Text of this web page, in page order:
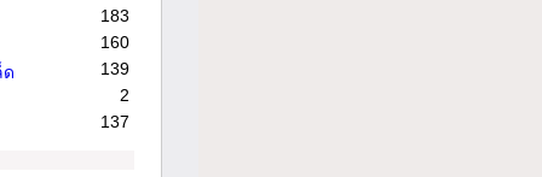
183
160
ด
139
2
137